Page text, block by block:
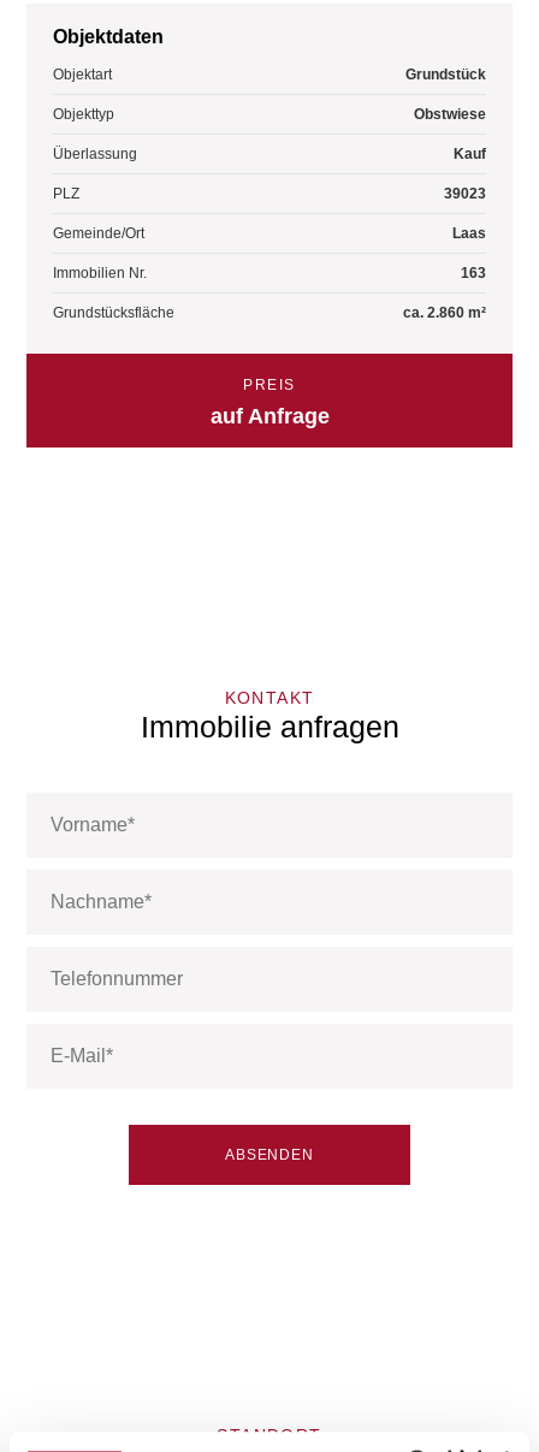
Objektdaten
Objektart Grundstück
Objekttyp Obstwiese
Überlassung Kauf
PLZ 39023
Gemeinde/Ort Laas
Immobilien Nr. 163
Grundstücksfläche ca. 2.860 m²
PREIS
auf Anfrage
KONTAKT
Immobilie anfragen
STANDORT